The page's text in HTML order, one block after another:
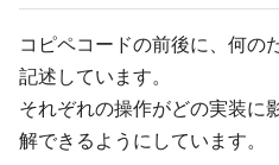
コピペコードの前後に、何の
記述しています。
それぞれの操作がどの実装に
解できるようにしています。